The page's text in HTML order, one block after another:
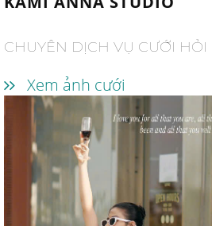
CHUYÊN DỊCH VỤ CƯỚI HỎI
Xem ảnh cưới